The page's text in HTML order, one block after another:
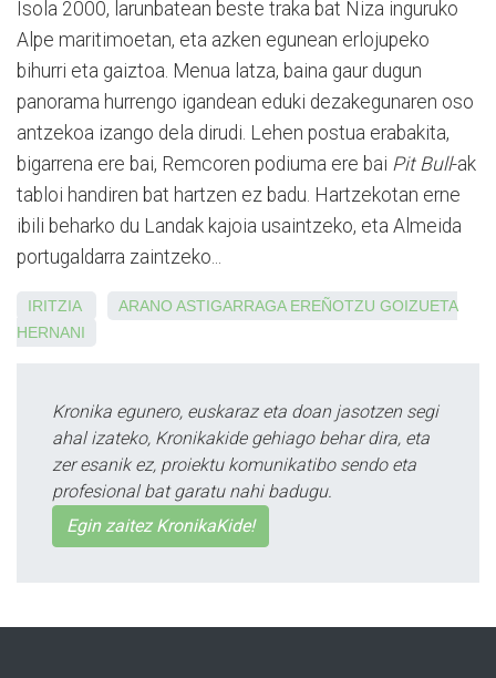
Isola 2000, larunbatean beste traka bat Niza inguruko
Alpe maritimoetan, eta azken egunean erlojupeko
bihurri eta gaiztoa. Menua latza, baina gaur dugun
panorama hurrengo igandean eduki dezakegunaren oso
antzekoa izango dela dirudi. Lehen postua erabakita,
bigarrena ere bai, Remcoren podiuma ere bai Pit Bull-ak
tabloi handiren bat hartzen ez badu. Hartzekotan erne
ibili beharko du Landak kajoia usaintzeko, eta Almeida
portugaldarra zaintzeko...
IRITZIA ARANO ASTIGARRAGA EREÑOTZU GOIZUETA
HERNANI
Kronika egunero, euskaraz eta doan jasotzen segi
ahal izateko, Kronikakide gehiago behar dira, eta
zer esanik ez, proiektu komunikatibo sendo eta
profesional bat garatu nahi badugu.
Egin zaitez KronikaKide!